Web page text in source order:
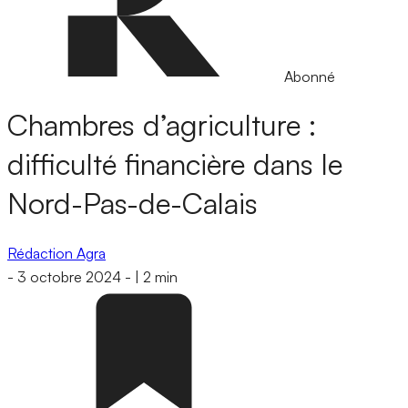
Abonné
Chambres d’agriculture :
difficulté financière dans le
Nord-Pas-de-Calais
Rédaction Agra
- 3 octobre 2024 - 2 min